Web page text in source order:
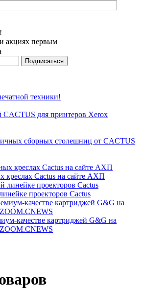
акциях первым
техники!
для принтеров Xerox
сборных столешниц от CACTUS
креслах Cactus на сайте АХП
проекторов Cactus
качестве картриджей G&G на